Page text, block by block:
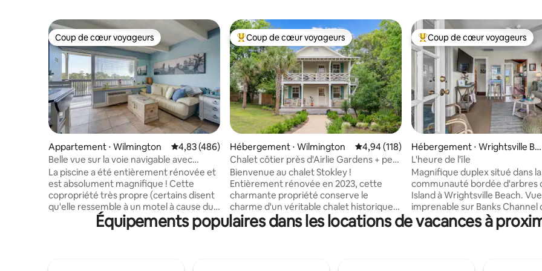
Coup de cœur voyageurs
Coup de cœur voyageurs
Appartement ⋅ Wilmington Évaluation moyenne sur la base de 486 commentaires : 4,83 sur 5
4,83 (486)
Belle vue sur la voie navigable avec
stationnement *Aucuns frais de service !
La piscine a été entièrement rénovée et
est absolument magnifique ! Cette
copropriété très propre (certains disent
qu'elle ressemble à un motel à cause du
parking et de la kitchenette) se trouve à
distance de marche de certains des
Coups de cœur voyageurs les plus appréciés
Coup de cœur voyageurs
Hébergement ⋅ Wilmington Évaluation moyenne sur la base de 118
4,94 (118)
Chalet côtier près d'Airlie Gardens + petit
déjeuner
Bienvenue au chalet Stokley !
Entièrement rénovée en 2023, cette
charmante propriété conserve le
charme d'un véritable chalet historique
au bord de la plage. Profitez de tous les
avantages de notre emplacement
Coups de cœur voyageurs les
Coup de cœur voyageurs
Hébergement ⋅ Wrightsville Be
ach
L'heure de l'île
Magnifique duplex situé dans la
communauté bordée d'arbres
Island à Wrightsville Beach. Vue
imprenable sur Banks Channel
porche/la véranda du dernier
que sur la porte arrière, avec
Équipements populaires dans les locations de vacances à